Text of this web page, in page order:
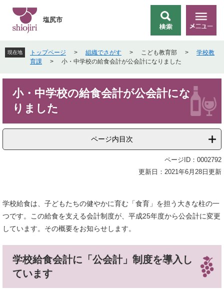
先
頭
す
を
飛
し
索
メ
ニ
塩尻市
現在地 トップページ > 組織でさがす > こども教育部 >
学校教
育課
> 小・中学校の給食会計が公会計になりました
小・中学校の給食会計が公会計にな
りました
ページ内目次
ページID：0002792
更新日：2021年6月28日更新
学校給食は、子どもたちの健やかに育む「食育」を担う大きな柱の一
つです。この給食を支える会計制度が、平成25年度から公会計に変更
しています。その概要をお知らせします。
学校給食会計に「公会計」制度を導入し
ています